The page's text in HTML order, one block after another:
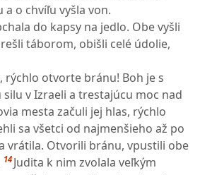
a o chvíľu vyšla von.
do kapsy na jedlo. Obe vyšli
táborom, obišli celé údolie,
rýchlo otvorte bránu! Boh je s
v Izraeli a trestajúcu moc nad
mesta začuli jej hlas, rýchlo
sa všetci od najmenšieho až po
vrátila. Otvorili bránu, vpustili obe
14 Judita k nim zvolala veľkým